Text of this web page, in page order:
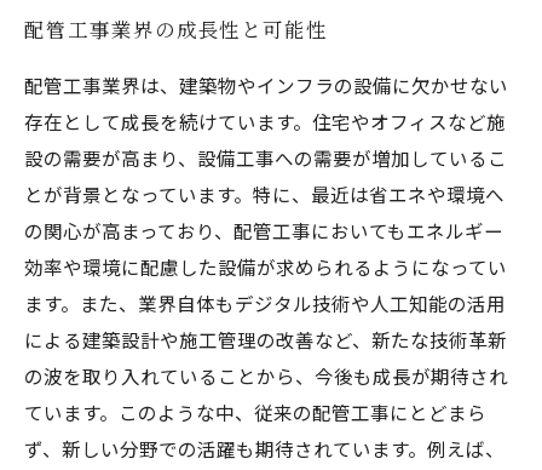
配管工事業界の成長性と可能性
配管工事業界は、建築物やインフラの設備に欠かせない
存在として成長を続けています。住宅やオフィスなど施
設の需要が高まり、設備工事への需要が増加しているこ
とが背景となっています。特に、最近は省エネや環境へ
の関心が高まっており、配管工事においてもエネルギー
効率や環境に配慮した設備が求められるようになってい
ます。また、業界自体もデジタル技術や人工知能の活用
による建築設計や施工管理の改善など、新たな技術革新
の波を取り入れていることから、今後も成長が期待され
ています。このような中、従来の配管工事にとどまら
ず、新しい分野での活躍も期待されています。例えば、